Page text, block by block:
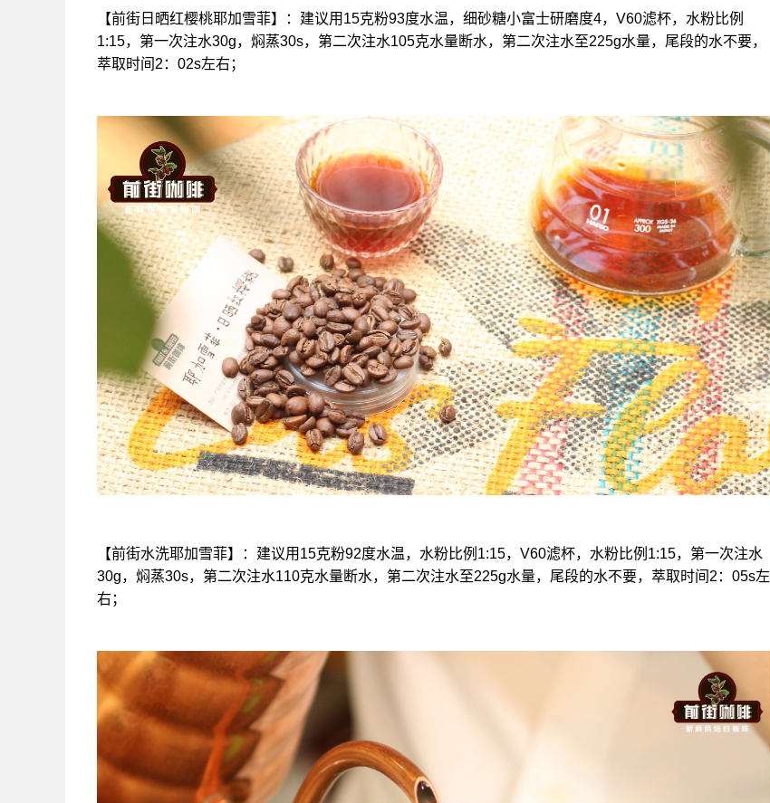
【前街日晒红樱桃耶加雪菲】：建议用15克粉93度水温，细砂糖小富士研磨度4，V60滤杯，水粉比例
1:15，第一次注水30g，焖蒸30s，第二次注水105克水量断水，第二次注水至225g水量，尾段的水不要，
萃取时间2：02s左右；
【前街水洗耶加雪菲】：建议用15克粉92度水温，水粉比例1:15，V60滤杯，水粉比例1:15，第一次注水
30g，焖蒸30s，第二次注水110克水量断水，第二次注水至225g水量，尾段的水不要，萃取时间2：05s左
右；